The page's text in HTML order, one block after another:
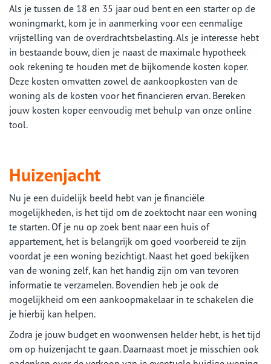
Als je tussen de 18 en 35 jaar oud bent en een starter op de
woningmarkt, kom je in aanmerking voor een eenmalige
vrijstelling van de overdrachtsbelasting. Als je interesse hebt
in bestaande bouw, dien je naast de maximale hypotheek
ook rekening te houden met de bijkomende kosten koper.
Deze kosten omvatten zowel de aankoopkosten van de
woning als de kosten voor het financieren ervan. Bereken
jouw kosten koper eenvoudig met behulp van onze online
tool.
Huizenjacht
Nu je een duidelijk beeld hebt van je financiële
mogelijkheden, is het tijd om de zoektocht naar een woning
te starten. Of je nu op zoek bent naar een huis of
appartement, het is belangrijk om goed voorbereid te zijn
voordat je een woning bezichtigt. Naast het goed bekijken
van de woning zelf, kan het handig zijn om van tevoren
informatie te verzamelen. Bovendien heb je ook de
mogelijkheid om een aankoopmakelaar in te schakelen die
je hierbij kan helpen.
Zodra je jouw budget en woonwensen helder hebt, is het tijd
om op huizenjacht te gaan. Daarnaast moet je misschien ook